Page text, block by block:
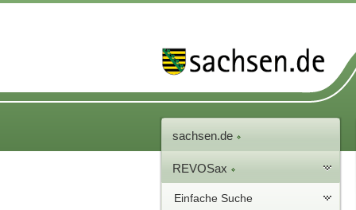
sachsen.de
REVOSax
Einfache Suche